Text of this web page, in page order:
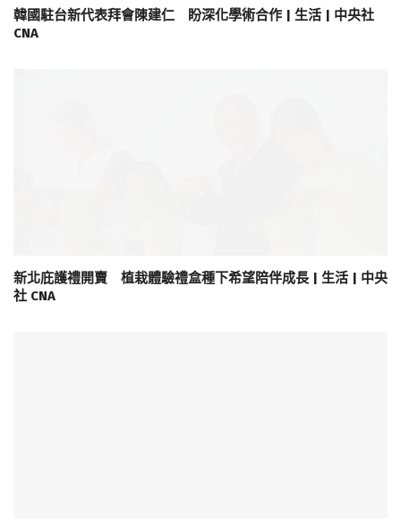
韓國駐台新代表拜會陳建仁 盼深化學術合作 | 生活 | 中央社
CNA
新北庇護禮開賣 植栽體驗禮盒種下希望陪伴成長 | 生活 | 中央
社 CNA